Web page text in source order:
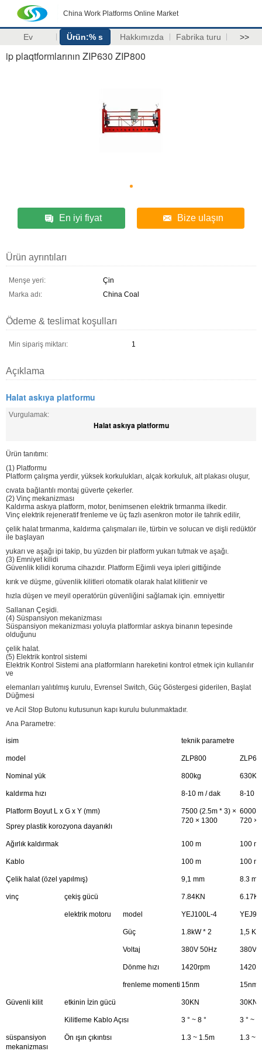
China Work Platforms Online Market
Ev Ürün:% s Hakkımızda Fabrika turu >>
ip plaqtformlarının ZIP630 ZIP800
En iyi fiyat Bize ulaşın
Ürün ayrıntıları
Menşe yeri:
Çin
Marka adı:
China Coal
Ödeme & teslimat koşulları
Min sipariş miktarı: 1
Açıklama
Halat askıya platformu
Vurgulamak:
Halat askıya platformu
Ürün tanıtımı:
(1) Platformu
Platform çalışma yerdir, yüksek korkulukları, alçak korkuluk, alt plakası oluşur,
cıvata bağlantılı montaj güverte çekerler.
(2) Vinç mekanizması
Kaldırma askıya platform, motor, benimsenen elektrik tırmanma ilkedir.
Vinç elektrik rejeneratif frenleme ve üç fazlı asenkron motor ile tahrik edilir,
çelik halat tırmanma, kaldırma çalışmaları ile, türbin ve solucan ve dişli redüktör
ile başlayan
yukarı ve aşağı ipi takip, bu yüzden bir platform yukarı tutmak ve aşağı.
(3) Emniyet kilidi
Güvenlik kilidi koruma cihazıdır. Platform Eğimli veya ipleri gittiğinde
kırık ve düşme, güvenlik kilitleri otomatik olarak halat kilitlenir ve
hızla düşen ve meyil operatörün güvenliğini sağlamak için. emniyettir
Sallanan Çeşidi.
(4) Süspansiyon mekanizması
Süspansiyon mekanizması yoluyla platformlar askıya binanın tepesinde
olduğunu
çelik halat.
(5) Elektrik kontrol sistemi
Elektrik Kontrol Sistemi ana platformların hareketini kontrol etmek için kullanılır
ve
elemanları yalıtılmış kurulu, Evrensel Switch, Güç Göstergesi giderilen, Başlat
Düğmesi
ve Acil Stop Butonu kutusunun kapı kurulu bulunmaktadır.
Ana Parametre:
isim teknik parametre
model ZLP800
Nominal yük 800kg 630Kg
kaldırma hızı 8-10 m / dak 8-10
Platform Boyut L x G x Y (mm)
Sprey plastik korozyona dayanıklı
7500 (2.5m * 3) ×
720 × 1300
6000
720 ×
Ağırlık kaldırmak 100 m 100 m
Kablo 100 m 100 m
Çelik halat (özel yapılmış) 9,1 mm 8.3
vinç çekiş gücü 7.84KN
elektrik motoru model YEJ100L-4
Güç 1.8kW * 2 1,5
Voltaj 380V 50Hz 380V
Dönme hızı 1420rpm
frenleme momenti 15nm 15nm
Güvenli kilit etkinin İzin gücü 30KN 30KN
Kilitleme Kablo Açısı 3 ° ~ 8 ° 3 ° ~ 8
süspansiyon
mekanizması
Ön ışın çıkıntısı 1.3 ~ 1.5m 1.3 ~